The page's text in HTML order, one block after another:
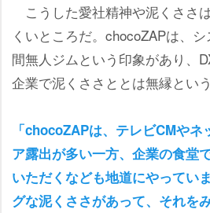
こうした愛社精神や泥くささ
くいところだ。chocoZAPは、
間無人ジムという印象があり、
企業で泥くささととは無縁とい
「chocoZAPは、テレビCMや
ア露出が多い一方、企業の食堂
いただくなども地道にやってい
グな泥くささがあって、それを